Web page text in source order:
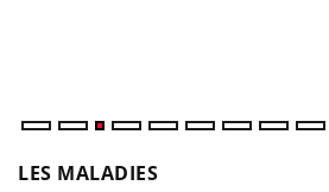
LES MALADIES